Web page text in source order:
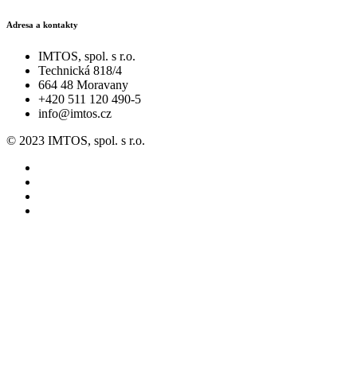
Adresa a kontakty
IMTOS, spol. s r.o.
Technická 818/4
664 48 Moravany
+420 511 120 490-5
info@imtos.cz
© 2023 IMTOS, spol. s r.o.